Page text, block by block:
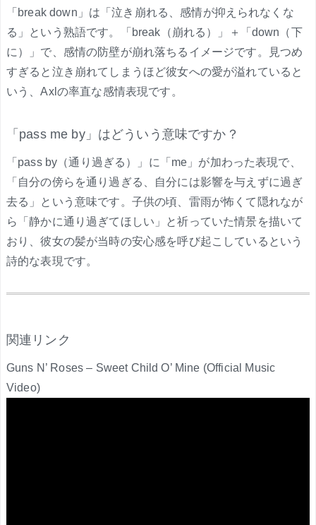
「break down」は「泣き崩れる、感情が抑えられなくな
る」という熟語です。「break（崩れる）」＋「down（下
に）」で、感情の防壁が崩れ落ちるイメージです。見つめ
すぎると泣き崩れてしまうほど彼女への愛が溢れていると
いう、Axlの率直な感情表現です。
「pass me by」はどういう意味ですか？
「pass by（通り過ぎる）」に「me」が加わった表現で、
「自分の傍らを通り過ぎる、自分には影響を与えずに過ぎ
去る」という意味です。子供の頃、雷雨が怖くて隠れなが
ら「静かに通り過ぎてほしい」と祈っていた情景を描いて
おり、彼女の髪が当時の安心感を呼び起こしているという
詩的な表現です。
関連リンク
Guns N’ Roses – Sweet Child O’ Mine (Official Music
Video)